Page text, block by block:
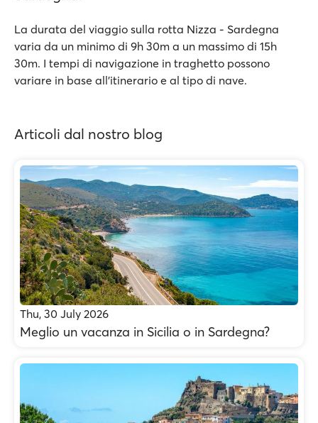
La durata del viaggio sulla rotta Nizza - Sardegna
varia da un minimo di 9h 30m a un massimo di 15h
30m. I tempi di navigazione in traghetto possono
variare in base all’itinerario e al tipo di nave.
Articoli dal nostro blog
Thu, 30 July 2026
Meglio un vacanza in Sicilia o in Sardegna?